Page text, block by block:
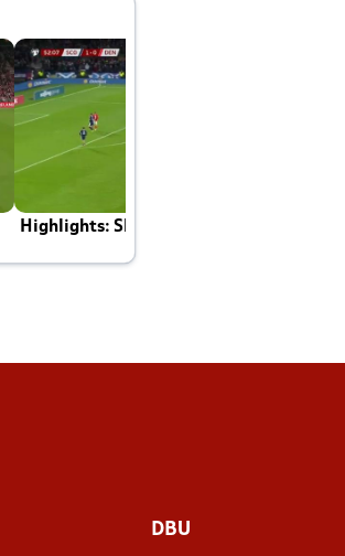
Highlights: Skotland - Danmark 4-2
DBU